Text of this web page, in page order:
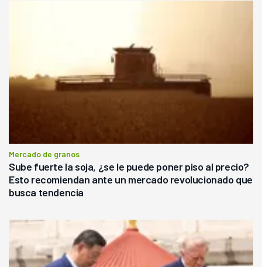
Mercado de granos
Sube fuerte la soja, ¿se le puede poner piso al precio?
Esto recomiendan ante un mercado revolucionado que
busca tendencia